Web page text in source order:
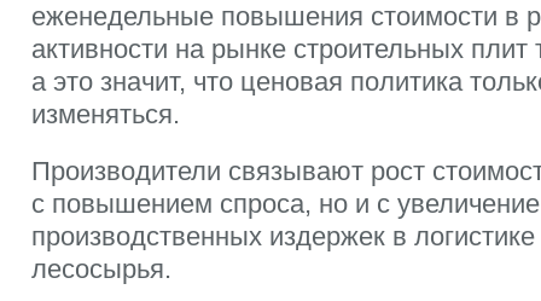
еженедельные повышения стоимости в
активности на рынке строительных плит
а это значит, что ценовая политика
изменяться.
Производители связывают рост
с повышением спроса, но и с
производственных издержек в
лесосырья.